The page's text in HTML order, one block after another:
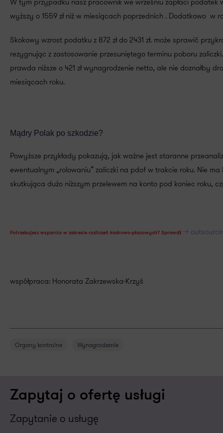
wyższy o 1559 zł niż w miesiącach poprzednich . Dodatkowo w
Skokowy wzrost podatku z 872 zł do 2431 zł. może sprawić
rezygnując z zastosowanie przesuniętego terminu poboru
prawda niższe o 421 zł wynagrodzenie netto, ale nie doznałby
miesiącach roku.
Mądry Polak po szkodzie?
Powyższe przykłady pokazują, jak ważne jest staranne
ewentualnym „rolowaniu” zaliczki na pdof w trakcie roku. Nie
skutkująca dużo niższym przelewem na konto pod koniec roku,
Potrzebujesz wsparcia w zakresie rozliczeń kadrowo-płacowych? Sprawdź >>
współpraca: Honorata Zakrzewska-Krzyś
Organy kontrolne Wynagrodzenie
Zapytaj o ofertę usługi
Zapytanie o usługę